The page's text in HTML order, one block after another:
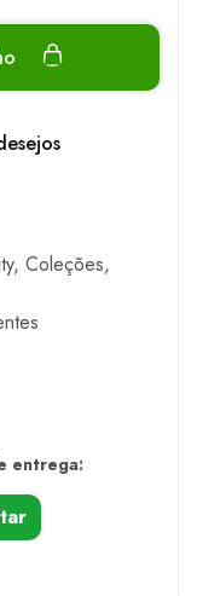
, Coleções,
entrega: